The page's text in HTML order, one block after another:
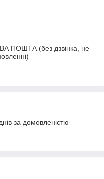
ПОШТА (без дзвінка, не
за домовленістю